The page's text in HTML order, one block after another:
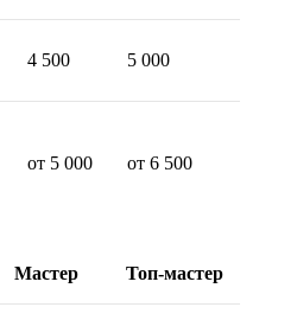
4 500 5 000
от 5 000 от 6 500
Мастер Топ-мастер